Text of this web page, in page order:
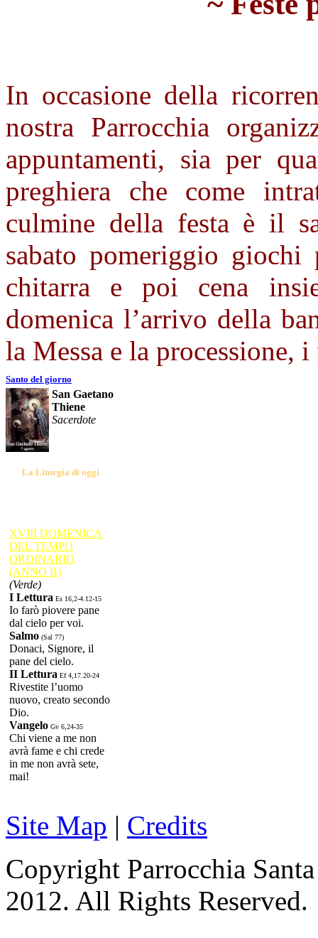
In occasione della
nostra Parrocchia
appuntamenti, sia per
preghiera che come
culmine della festa è il
sabato pomeriggio
chitarra e poi cena
domenica l’arrivo della
la Messa e la processione,
Santo del giorno
San Gaetano
Thiene
Sacerdote
La Liturgia di oggi
XVIII DOMENICA
DEL TEMPO
ORDINARIO
(ANNO B)
(Verde)
I Lettura Es 16,2-4.12-15
Io farò piovere pane
dal cielo per voi.
Salmo (Sal 77)
Donaci, Signore, il
pane del cielo.
II Lettura Ef 4,17.20-24
Rivestite l’uomo
nuovo, creato secondo
Dio.
Vangelo Gv 6,24-35
Chi viene a me non
avrà fame e chi crede
in me non avrà sete,
mai!
Site Map | Credits
Copyright Parrocchia
2012. All Rights Reserved.